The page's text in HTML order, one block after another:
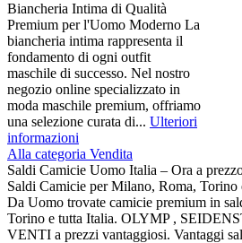
Biancheria Intima di Qualità
Premium per l'Uomo Moderno La
biancheria intima rappresenta il
fondamento di ogni outfit
maschile di successo. Nel nostro
negozio online specializzato in
moda maschile premium, offriamo
una selezione curata di... Ulteriori
informazioni
Alla categoria Vendita
Saldi Camicie Uomo Italia – Ora a
Saldi Camicie per Milano, Roma,
Da Uomo trovate camicie premium in
Torino e tutta Italia. OLYMP ,
VENTI a prezzi vantaggiosi. Vantaggi